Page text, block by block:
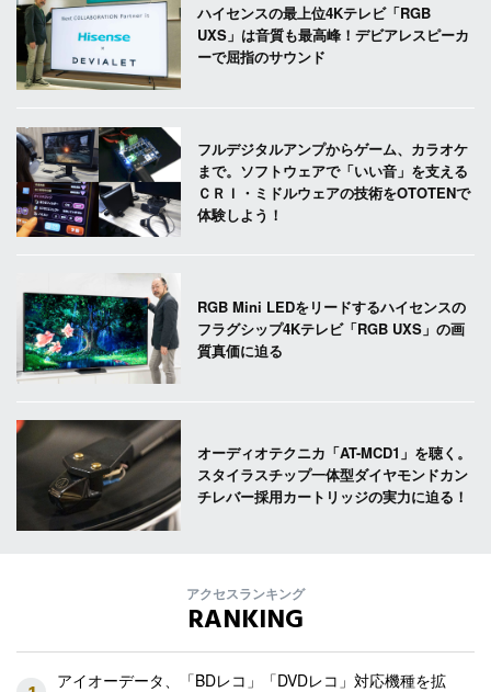
ハイセンスの最上位4Kテレビ「RGB
UXS」は音質も最高峰！デビアレスピーカ
ーで屈指のサウンド
フルデジタルアンプからゲーム、カラオケ
まで。ソフトウェアで「いい音」を支える
ＣＲＩ・ミドルウェアの技術をOTOTENで
体験しよう！
RGB Mini LEDをリードするハイセンスの
フラグシップ4Kテレビ「RGB UXS」の画
質真価に迫る
オーディオテクニカ「AT-MCD1」を聴く。
スタイラスチップ一体型ダイヤモンドカン
チレバー採用カートリッジの実力に迫る！
アクセスランキング
RANKING
アイオーデータ、「BDレコ」「DVDレコ」対応機種を拡